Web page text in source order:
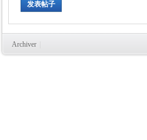
发表帖子
Archiver